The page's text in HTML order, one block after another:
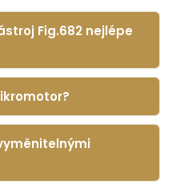
Fig.682 nejlépe